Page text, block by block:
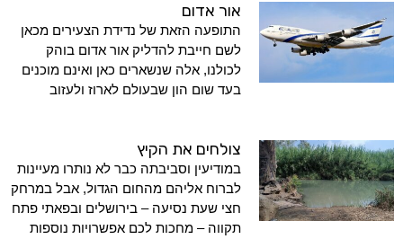
אור אדום
התופעה הזאת של נדידת הצעירים מכאן
לשם חייבת להדליק אור אדום בוהק
לכולנו, אלה שנשארים כאן ואינם מוכנים
בעד שום הון שבעולם לארוז ולעזוב
צולחים את הקיץ
במודיעין וסביבתה כבר לא נותרו מעיינות
לברוח אליהם מהחום הגדול, אבל במרחק
חצי שעת נסיעה – בירושלים ובפאתי פתח
תקווה – מחכות לכם אפשרויות נוספות